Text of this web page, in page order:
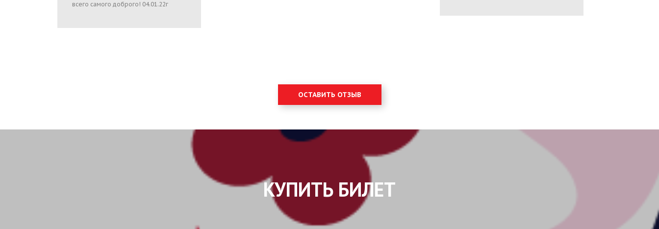
всего самого доброго! 04.01.22г
ОСТАВИТЬ ОТЗЫВ
КУПИТЬ БИЛЕТ